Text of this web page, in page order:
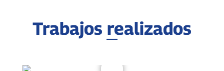
Trabajos realizados